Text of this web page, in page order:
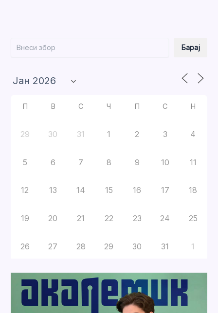
Барај
П В С Ч П С Н
29 30 31 1 2 3 4
5 6 7 8 9 10 11
12 13 14 15 16 17 18
19 20 21 22 23 24 25
26 27 28 29 30 31 1